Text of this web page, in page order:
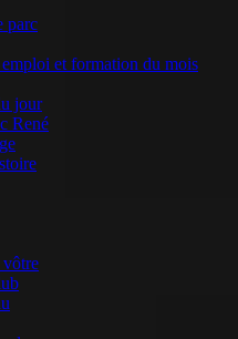
parc
et formation du mois
jour
René